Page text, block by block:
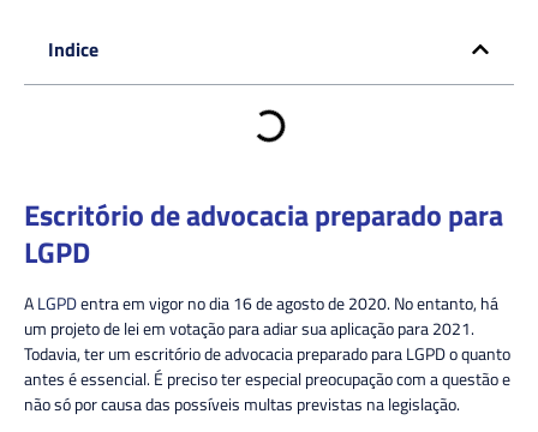
Indice
Escritório de advocacia preparado para
LGPD
ALGPDentra em vigor no dia 16 de agosto de 2020. No entanto, há
um projeto de lei em votação para adiar sua aplicação para 2021.
Todavia, ter um escritório de advocacia preparado para LGPD o quanto
antes é essencial. É preciso ter especial preocupação com a questão e
não só por causa das possíveis multas previstas na legislação.